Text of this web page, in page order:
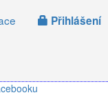
Přihlášení